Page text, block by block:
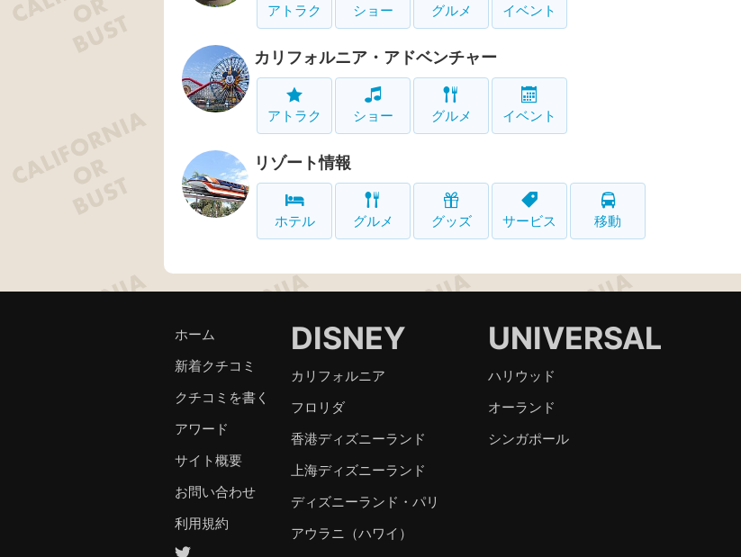
アトラク ショー グルメ イベント
カリフォルニア・アドベンチャー
アトラク ショー グルメ イベント
リゾート情報
ホテル グルメ グッズ サービス 移動
ホーム
新着クチコミ
クチコミを書く
アワード
サイト概要
お問い合わせ
利用規約
DISNEY
カリフォルニア
フロリダ
香港ディズニーランド
上海ディズニーランド
ディズニーランド・パリ
アウラニ（ハワイ）
UNIVERSAL
ハリウッド
オーランド
シンガポール